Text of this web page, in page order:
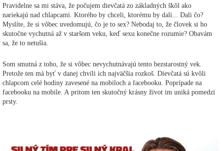
Pravidelne sa mi stáva, že počujem dievčatá zo základných škôl ako
nariekajú nad chlapcami. Ktorého by chceli, ktorému by dali... Dali čo?
Myslíte, že si vôbec uvedomujú, čo je to sex? Nebodaj to, že človek si ho
skutočne vychutná až v staršom veku, keď sexu konečne rozumie? Obavám
sa, že to netušia.
Som smutná z toho, že si vôbec nevychutnávajú tento bezstarostný vek.
Pretože ten má byť v danej chvíli ich najväčšia rozkoš. Dievčatá sú kvôli
chlapcom celé hodiny zavesené na mobiloch a facebooku. Poprípade na
facebooku na mobile. A pritom ten skutočný krásny život im uniká pomedzi
prsty.